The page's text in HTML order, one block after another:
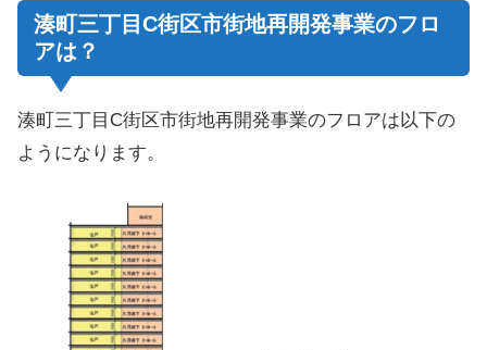
湊町三丁目C街区市街地再開発事業のフロ
アは？
湊町三丁目C街区市街地再開発事業のフロアは以下の
ようになります。